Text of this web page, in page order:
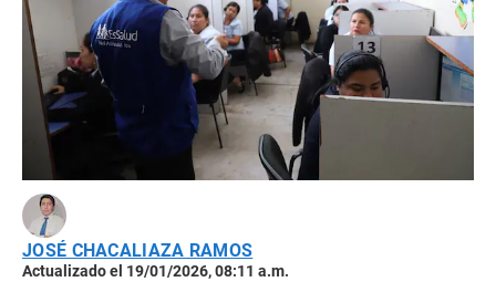
JOSÉ CHACALIAZA RAMOS
Actualizado el 19/01/2026, 08:11 a.m.